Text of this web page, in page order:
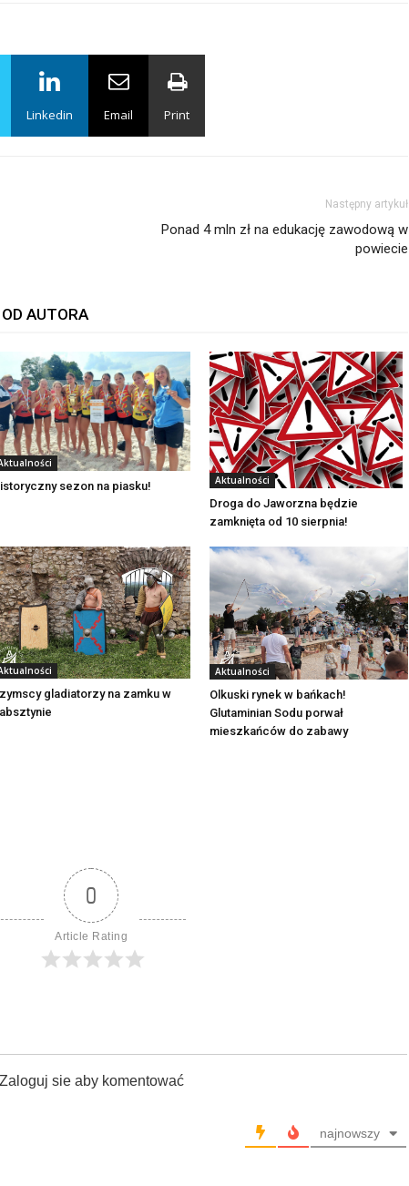
Linkedin Email Print
Następny artykuł
Ponad 4 mln zł na edukację zawodową w
powiecie
AUTORA
sezon na piasku! Aktualności
Droga do Jaworzna będzie
zamknięta od 10 sierpnia!
gladiatorzy na zamku w
Aktualności
Olkuski rynek w bańkach!
Glutaminian Sodu porwał
mieszkańców do zabawy
0
Article Rating
Zaloguj sie aby komentować
najnowszy